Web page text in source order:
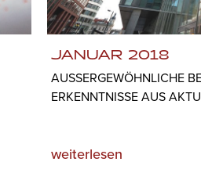
JANUAR 2018
AUSSERGEWÖHNLICHE
RKENNTNISSE AUS
weiterlesen